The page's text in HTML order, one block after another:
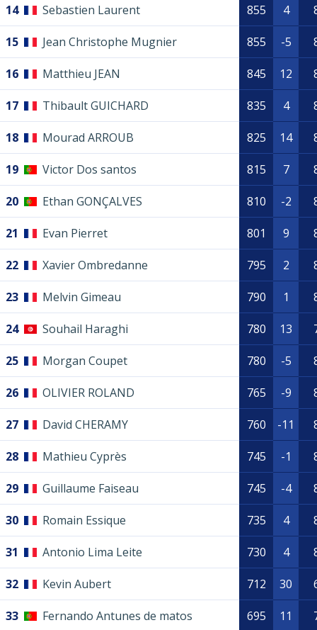
14 Sebastien Laurent 855 4
15 Jean Christophe Mugnier 855 -5
16 Matthieu JEAN 845 12
17 Thibault GUICHARD 835 4
18 Mourad ARROUB 825 14
19 Victor Dos santos 815 7
20 Ethan GONÇALVES 810 -2
21 Evan Pierret 801 9
22 Xavier Ombredanne 795 2
23 Melvin Gimeau 790 1
24 Souhail Haraghi 780 13
25 Morgan Coupet 780 -5
26 OLIVIER ROLAND 765 -9
27 David CHERAMY 760 -11
28 Mathieu Cyprès 745 -1
29 Guillaume Faiseau 745 -4
30 Romain Essique 735 4
31 Antonio Lima Leite 730 4
32 Kevin Aubert 712 30
33 Fernando Antunes de matos 695 11